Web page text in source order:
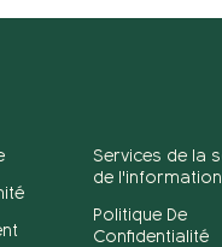
Services de la
de l'information
Politique De
Confidentialité